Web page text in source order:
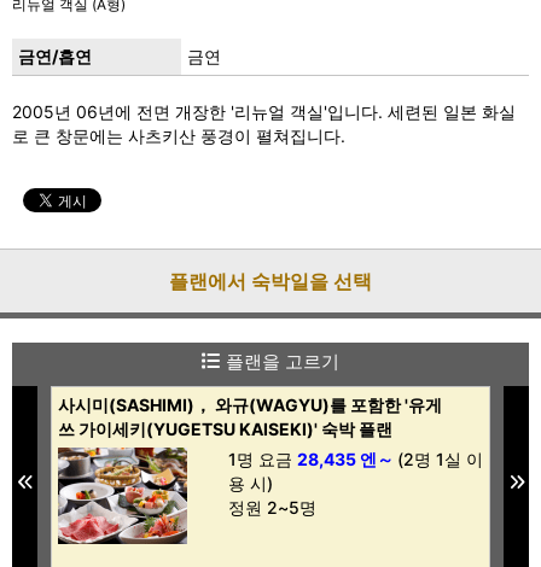
vi
o
u
s
리뉴얼 객실 (A형)
xt
금연/흡연 금연
2005년 06년에 전면 개장한 '리뉴얼 객실'입니다. 세련된 일본 화실
로 큰 창문에는 사츠키산 풍경이 펼쳐집니다.
플랜에서 숙박일을 선택
플랜을 고르기
Previous
사시미(SASHIMI)， 와규(WAGYU)를 포함한 '유게
쓰 가이세키(YUGETSU KAISEKI)' 숙박 플랜
1명 요금 28,435 엔～ (2명 1실 이
용 시)
정원 2~5명